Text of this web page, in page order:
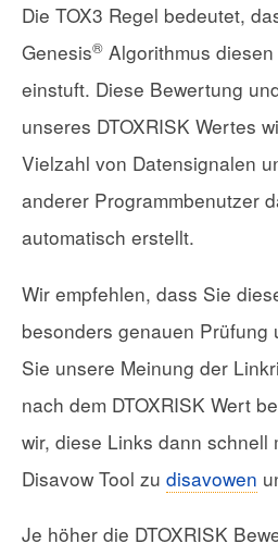
Die TOX3 Regel bedeutet,
Genesis® Algorithmus
einstuft. Diese Bewertung
unseres DTOXRISK Wertes
Vielzahl von Datensignalen
anderer Programmbenutzer
automatisch erstellt.
Wir empfehlen, dass Sie
besonders genauen Prüfung
Sie unsere Meinung der
nach dem DTOXRISK Wert
wir, diese Links dann schnell
Disavow Tool zu disavowen
Je höher die DTOXRISK